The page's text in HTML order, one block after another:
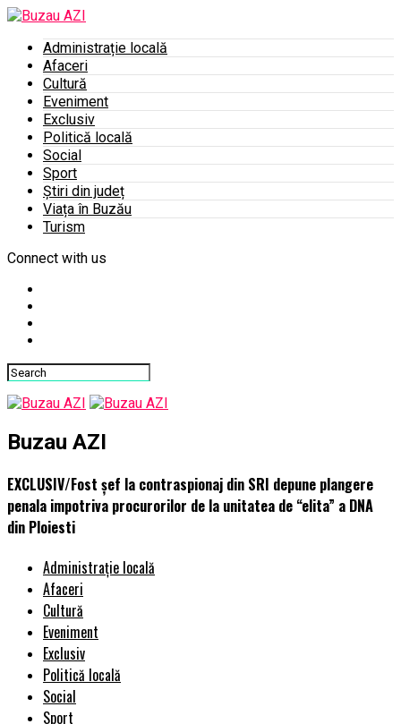
Administrație locală
Afaceri
Cultură
Eveniment
Exclusiv
Politică locală
Social
Sport
Știri din județ
Viața în Buzău
Turism
Connect with us
Buzau AZI
EXCLUSIV/Fost șef la contraspionaj din SRI depune plangere
penala impotriva procurorilor de la unitatea de “elita” a DNA
din Ploiesti
Administrație locală
Afaceri
Cultură
Eveniment
Exclusiv
Politică locală
Social
Sport